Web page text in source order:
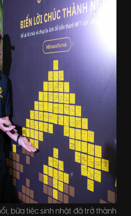
bữa tiệc sinh nhật đã trở thành